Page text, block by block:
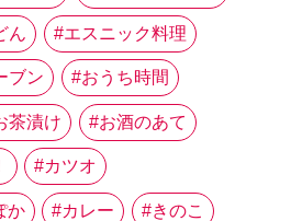
ん エスニック料理
ブン おうち時間
茶漬け お酒のあて
カツオ
か カレー きのこ